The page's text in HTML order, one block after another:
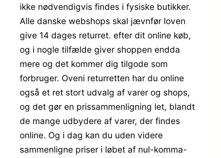
ikke nødvendigvis findes i fysiske butikker.
Alle danske webshops skal jævnfør loven
give 14 dages returret. efter dit online køb,
og i nogle tilfælde giver shoppen endda
mere og det kommer dig tilgode som
forbruger. Oveni returretten har du online
også et ret stort udvalg af varer og shops,
og det gør en prissammenligning let, blandt
de mange udbydere af varer, der findes
online. Og i dag kan du uden videre
sammenligne priser i løbet af nul-komma-